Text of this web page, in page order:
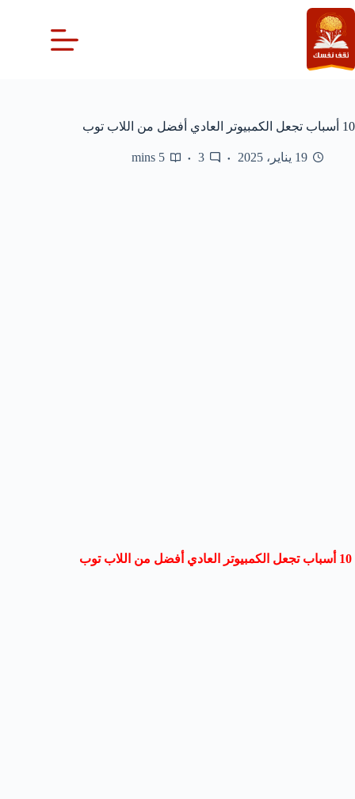
التجاوز
إلى
المحتوى
10 أسباب تجعل الكمبيوتر العادي أفضل من اللاب توب
19 يناير، 2025 3
5 mins
10 أسباب تجعل الكمبيوتر العادي أفضل من اللاب توب